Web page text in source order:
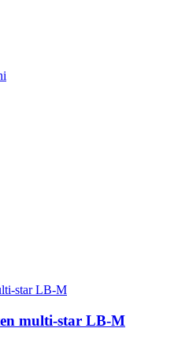
multi-star LB-M